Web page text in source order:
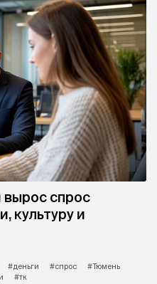
спрос
культуру и
#деньги #спрос
#Тюмень
#тк